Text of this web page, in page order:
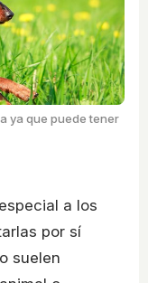
ya que puede tener
a los
por sí
suelen